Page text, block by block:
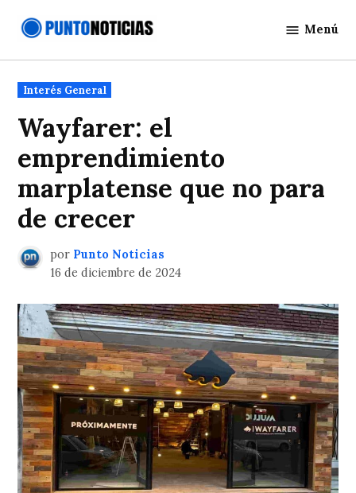
Noticias
Menú
Publicado
en
Interés General
Wayfarer: el
emprendimiento
marplatense que no para
de crecer
por Punto Noticias
16 de diciembre de 2024